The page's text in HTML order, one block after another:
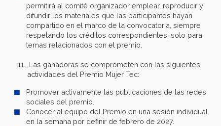
permitirá al comité organizador emplear, reproducir y
difundir los materiales que las participantes hayan
compartido en el marco de la convocatoria, siempre
respetando los créditos correspondientes, solo para
temas relacionados con el premio.
Las ganadoras se comprometen con las siguientes
actividades del Premio Mujer Tec:
Promover activamente las publicaciones de las redes
sociales del premio.
Conocer al equipo del Premio en una sesión individual
en la semana por definir de febrero de 2027.